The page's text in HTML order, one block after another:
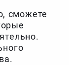
сможете